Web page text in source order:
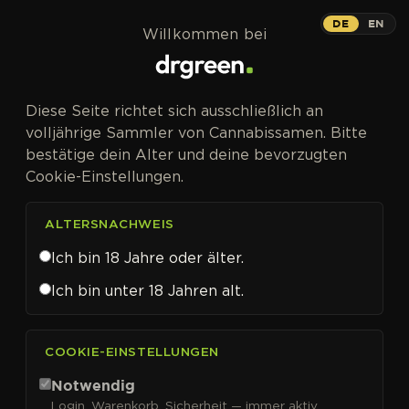
Dutch Passion
DE EN
Willkommen bei
Diese Seite richtet sich ausschließlich an
volljährige Sammler von Cannabissamen. Bitte
bestätige dein Alter und deine bevorzugten
Cookie-Einstellungen.
ALTERSNACHWEIS
Ich bin 18 Jahre oder älter.
Ich bin unter 18 Jahren alt.
COOKIE-EINSTELLUNGEN
Notwendig
Login, Warenkorb, Sicherheit — immer aktiv.